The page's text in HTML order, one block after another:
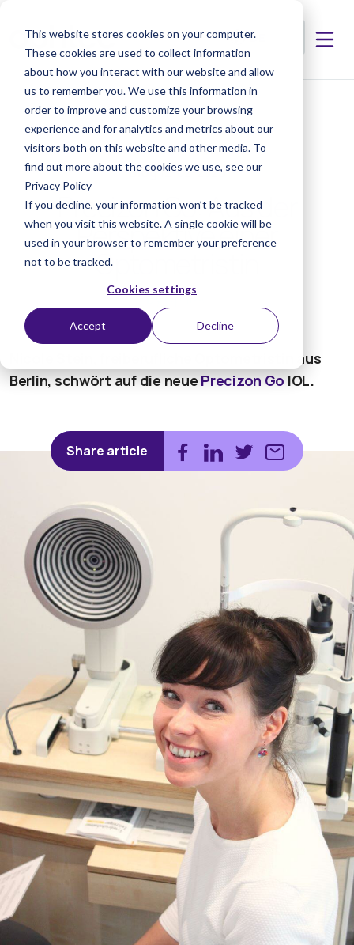
This website stores cookies on your computer.
These cookies are used to collect information
about how you interact with our website and allow
us to remember you. We use this information in
order to improve and customize your browsing
experience and for analytics and metrics about our
visitors both on this website and other media. To
find out more about the cookies we use, see our
Privacy Policy
If you decline, your information won’t be tracked
when you visit this website. A single cookie will be
used in your browser to remember your preference
not to be tracked.
Cookies settings
Accept Decline
< Artikel
Blog12-02-2025
Precizon Go: Aus der
Perspektive einer
Optometristin
ByOphtec
Nicole Stein, freiberufliche Optometristin aus
Berlin, schwört auf die neuePrecizon GoIOL.
Share article